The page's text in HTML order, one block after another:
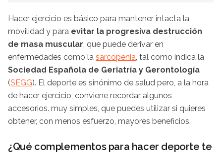
Hacer ejercicio es básico para mantener intacta la
movilidad y para evitar la progresiva destrucción
de masa muscular , que puede derivar en
enfermedades como la sarcopenia , tal como indica la
Sociedad Española de Geriatría y Gerontología
(SEGG). El deporte es sinónimo de salud pero, a la hora
de hacer ejercicio, conviene recordar algunos
accesorios. muy simples, que puedes utilizar si quieres
obtener, con menos esfuerzo, mayores beneficios.
¿Qué complementos para hacer deporte te